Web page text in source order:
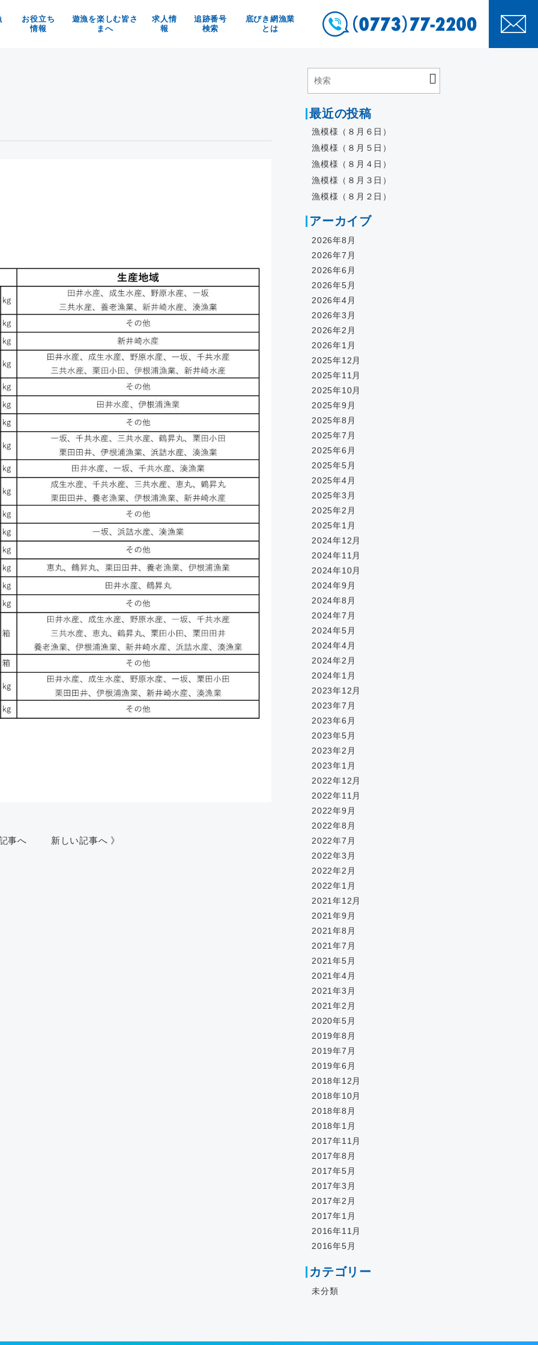
お役立ち
情報
遊漁を楽しむ皆さ
まへ
求人情
報
追跡番号
検索
底びき網漁業
とは
事へ 新しい記事へ 》
最近の投稿
漁模様（８月６日）
漁模様（８月５日）
漁模様（８月４日）
漁模様（８月３日）
漁模様（８月２日）
アーカイブ
2026年8月
2026年7月
2026年6月
2026年5月
2026年4月
2026年3月
2026年2月
2026年1月
2025年12月
2025年11月
2025年10月
2025年9月
2025年8月
2025年7月
2025年6月
2025年5月
2025年4月
2025年3月
2025年2月
2025年1月
2024年12月
2024年11月
2024年10月
2024年9月
2024年8月
2024年7月
2024年5月
2024年4月
2024年2月
2024年1月
2023年12月
2023年7月
2023年6月
2023年5月
2023年2月
2023年1月
2022年12月
2022年11月
2022年9月
2022年8月
2022年7月
2022年3月
2022年2月
2022年1月
2021年12月
2021年9月
2021年8月
2021年7月
2021年5月
2021年4月
2021年3月
2021年2月
2020年5月
2019年8月
2019年7月
2019年6月
2018年12月
2018年10月
2018年8月
2018年1月
2017年11月
2017年8月
2017年5月
2017年3月
2017年2月
2017年1月
2016年11月
2016年5月
カテゴリー
未分類